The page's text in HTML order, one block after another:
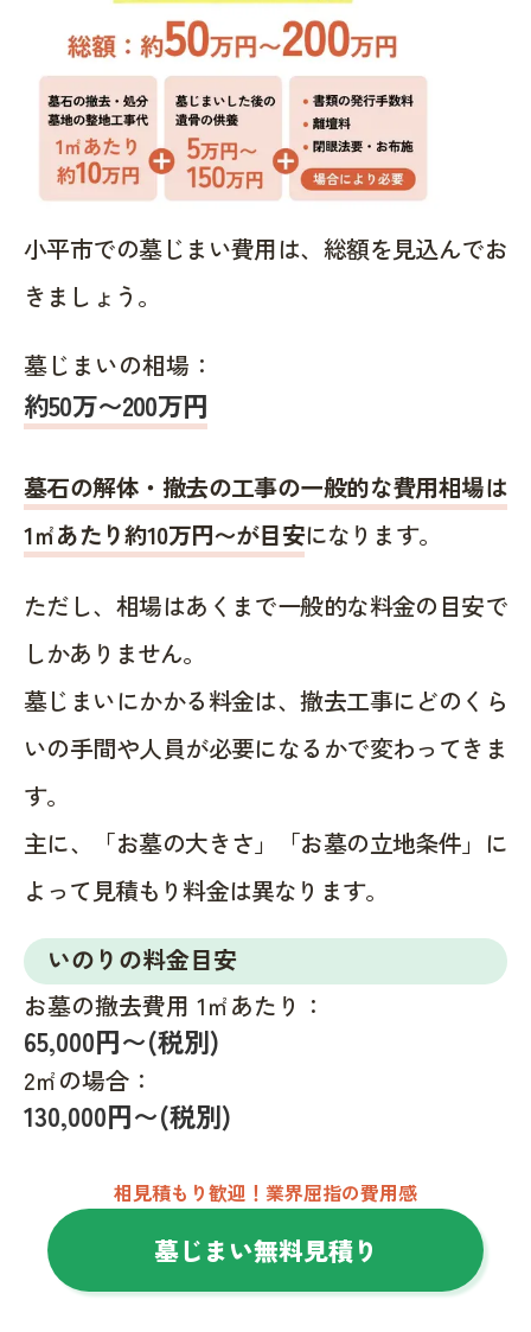
小平市での墓じまい費用は、総額を見込んでお
きましょう。
墓じまいの相場：
約50万〜200万円
墓石の解体・撤去の工事の一般的な費用相場は
1㎡あたり約10万円〜が目安になります。
ただし、相場はあくまで一般的な料金の目安で
しかありません。
墓じまいにかかる料金は、撤去工事にどのくら
いの手間や人員が必要になるかで変わってきま
す。
主に、「お墓の大きさ」「お墓の立地条件」に
よって見積もり料金は異なります。
いのりの料金目安
お墓の撤去費用 1㎡あたり：
65,000円〜(税別)
2㎡の場合：
130,000円〜(税別)
相見積もり歓迎！業界屈指の費用感
墓じまい無料見積り